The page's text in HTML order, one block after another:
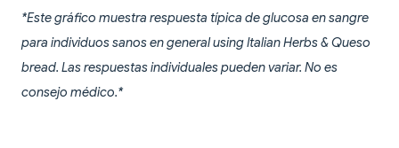
*Este gráfico muestra respuesta típica de glucosa en sangre
para individuos sanos en general using Italian Herbs & Queso
bread. Las respuestas individuales pueden variar. No es
consejo médico.*